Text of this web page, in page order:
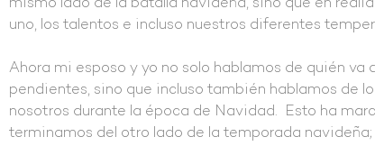
mismo lado de la batalla navideña, sino que en
uno, los talentos e incluso nuestros diferentes
Ahora mi esposo y yo no solo hablamos de quién va
pendientes, sino que incluso también hablamos de
nosotros durante la época de Navidad. Esto ha
terminamos del otro lado de la temporada